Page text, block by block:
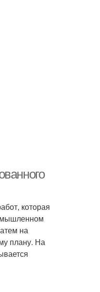
которая
на
плану. На